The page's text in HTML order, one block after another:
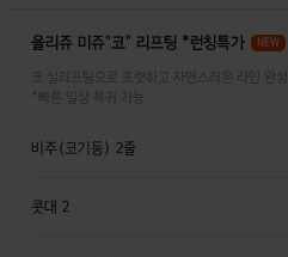
올리쥬 미쥬"코" 리프팅 *런칭특가 NEW
코 실리프팅으로 또렷하고 자연스러운 라인 완성!
*빠른 일상 복귀 가능
비주(코기둥) 2줄
콧대 2